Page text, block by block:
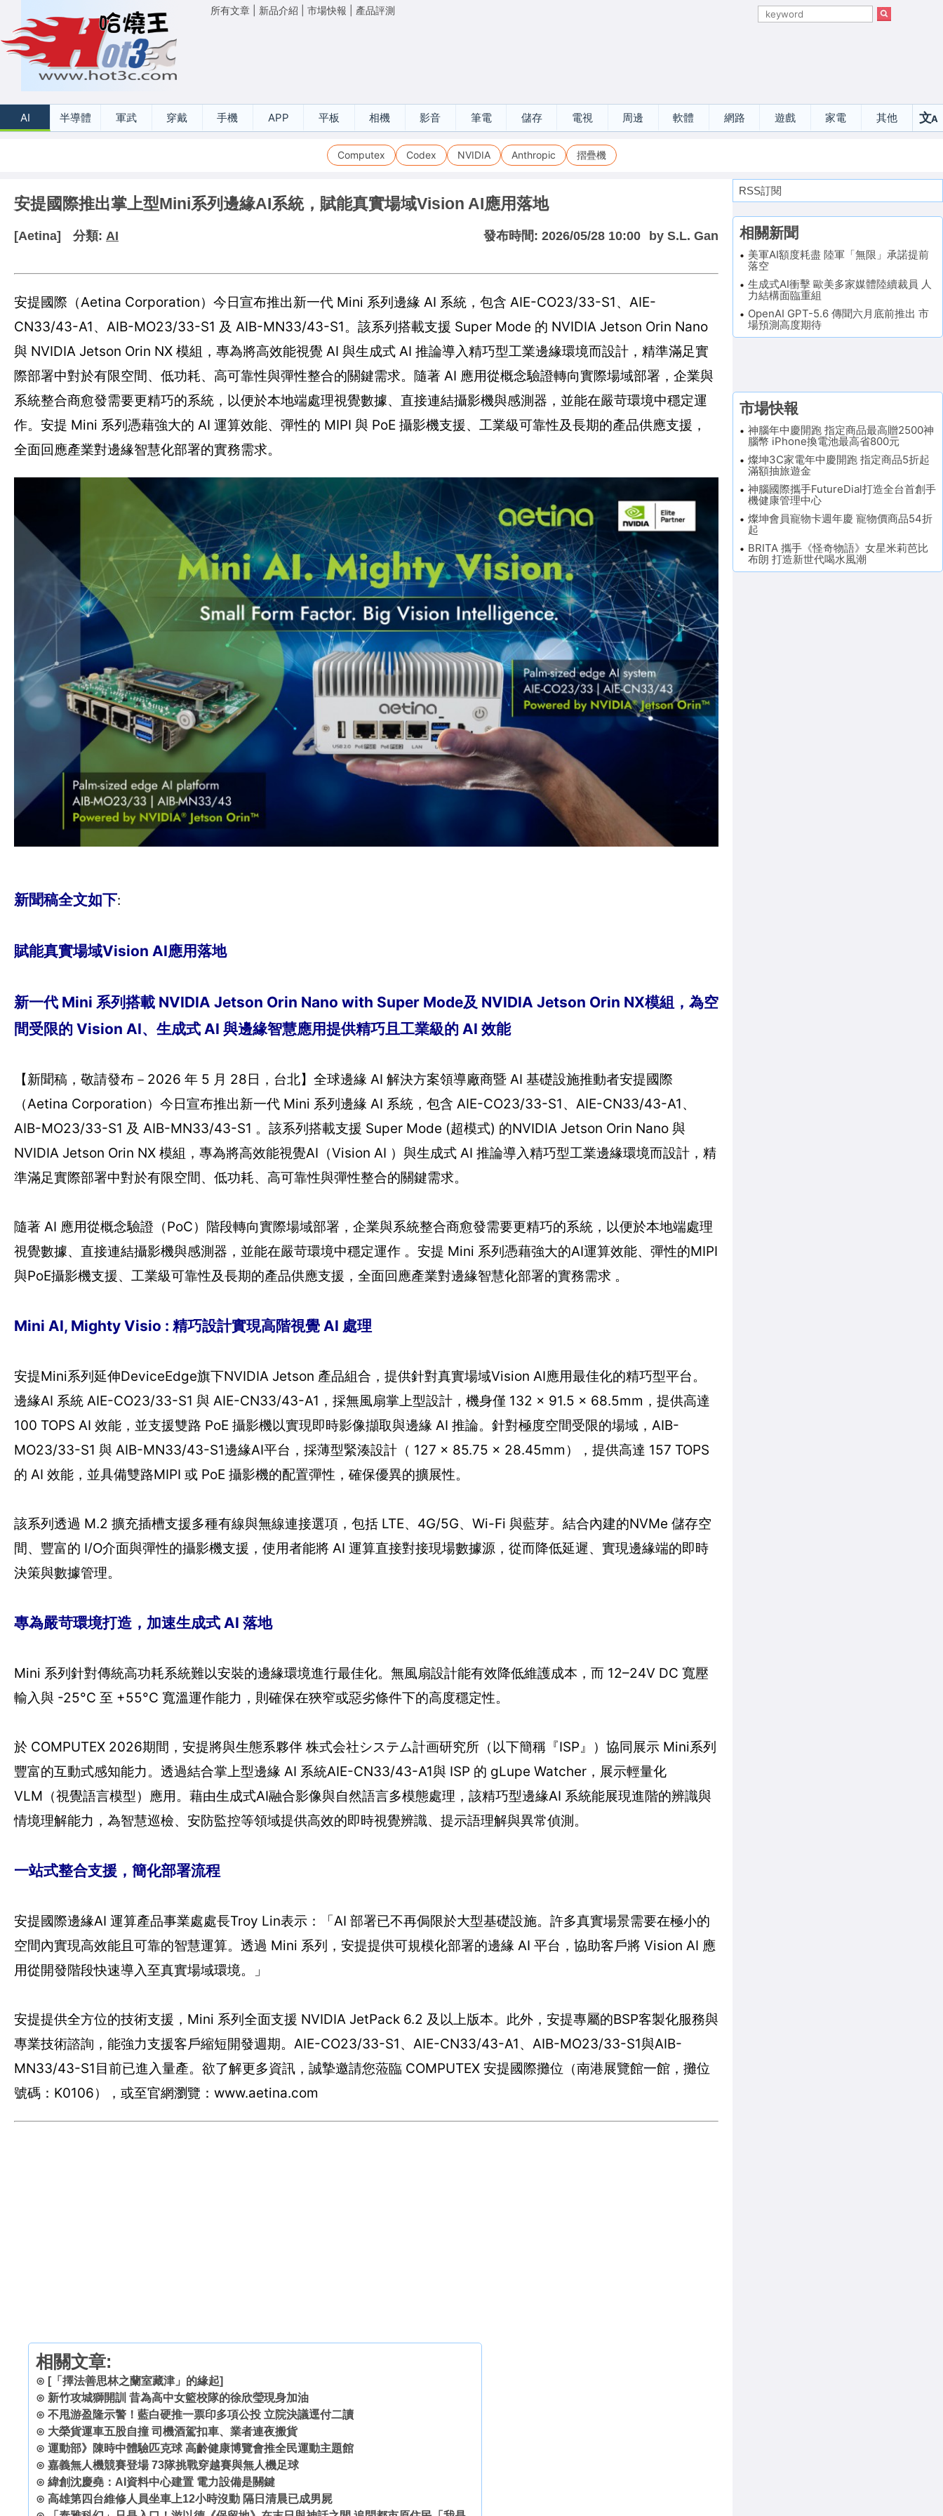
所有文章 新品介紹 市場快報 產品評測
AI 半導體 軍武 穿戴 手機 APP 平板 相機 影音 筆電 儲存 電視 周邊 軟體 網路 遊戲 家電 其他 文A
Computex Codex NVIDIA Anthropic 摺疊機
安提國際推出掌上型Mini系列邊緣AI系統，賦能真實場域Vision AI應用落地
[Aetina] 分類: AI 發布時間: 2026/05/28 10:00 by S.L. Gan
安提國際（Aetina Corporation）今日宣布推出新一代 Mini 系列邊緣 AI 系統，包含 AIE-CO23/33-S1、AIE-
CN33/43-A1、AIB-MO23/33-S1 及 AIB-MN33/43-S1。該系列搭載支援 Super Mode 的 NVIDIA Jetson Orin Nano
與 NVIDIA Jetson Orin NX 模組，專為將高效能視覺 AI 與生成式 AI 推論導入精巧型工業邊緣環境而設計，精準滿足實
際部署中對於有限空間、低功耗、高可靠性與彈性整合的關鍵需求。隨著 AI 應用從概念驗證轉向實際場域部署，企業與
系統整合商愈發需要更精巧的系統，以便於本地端處理視覺數據、直接連結攝影機與感測器，並能在嚴苛環境中穩定運
作。安提 Mini 系列憑藉強大的 AI 運算效能、彈性的 MIPI 與 PoE 攝影機支援、工業級可靠性及長期的產品供應支援，
全面回應產業對邊緣智慧化部署的實務需求。
新聞稿全文如下:
賦能真實場域Vision AI應用落地
新一代 Mini 系列搭載 NVIDIA Jetson Orin Nano with Super Mode及 NVIDIA Jetson Orin NX模組，為空
間受限的 Vision AI、生成式 AI 與邊緣智慧應用提供精巧且工業級的 AI 效能
【新聞稿，敬請發布－2026 年 5 月 28日，台北】全球邊緣 AI 解決方案領導廠商暨 AI 基礎設施推動者安提國際
（Aetina Corporation）今日宣布推出新一代 Mini 系列邊緣 AI 系統，包含 AIE-CO23/33-S1、AIE-CN33/43-A1、
AIB-MO23/33-S1 及 AIB-MN33/43-S1 。該系列搭載支援 Super Mode (超模式) 的NVIDIA Jetson Orin Nano 與
NVIDIA Jetson Orin NX 模組，專為將高效能視覺AI（Vision AI ）與生成式 AI 推論導入精巧型工業邊緣環境而設計，精
準滿足實際部署中對於有限空間、低功耗、高可靠性與彈性整合的關鍵需求。
隨著 AI 應用從概念驗證（PoC）階段轉向實際場域部署，企業與系統整合商愈發需要更精巧的系統，以便於本地端處理
視覺數據、直接連結攝影機與感測器，並能在嚴苛環境中穩定運作 。安提 Mini 系列憑藉強大的AI運算效能、彈性的MIPI
與PoE攝影機支援、工業級可靠性及長期的產品供應支援，全面回應產業對邊緣智慧化部署的實務需求 。
Mini AI, Mighty Visio : 精巧設計實現高階視覺 AI 處理
安提Mini系列延伸DeviceEdge旗下NVIDIA Jetson 產品組合，提供針對真實場域Vision AI應用最佳化的精巧型平台。
邊緣AI 系統 AIE-CO23/33-S1 與 AIE-CN33/43-A1，採無風扇掌上型設計，機身僅 132 × 91.5 × 68.5mm，提供高達
100 TOPS AI 效能，並支援雙路 PoE 攝影機以實現即時影像擷取與邊緣 AI 推論。針對極度空間受限的場域，AIB-
MO23/33-S1 與 AIB-MN33/43-S1邊緣AI平台，採薄型緊湊設計（ 127 × 85.75 × 28.45mm），提供高達 157 TOPS
的 AI 效能，並具備雙路MIPI 或 PoE 攝影機的配置彈性，確保優異的擴展性。
該系列透過 M.2 擴充插槽支援多種有線與無線連接選項，包括 LTE、4G/5G、Wi-Fi 與藍芽。結合內建的NVMe 儲存空
間、豐富的 I/O介面與彈性的攝影機支援，使用者能將 AI 運算直接對接現場數據源，從而降低延遲、實現邊緣端的即時
決策與數據管理。
專為嚴苛環境打造，加速生成式 AI 落地
Mini 系列針對傳統高功耗系統難以安裝的邊緣環境進行最佳化。無風扇設計能有效降低維護成本，而 12–24V DC 寬壓
輸入與 -25°C 至 +55°C 寬溫運作能力，則確保在狹窄或惡劣條件下的高度穩定性。
於 COMPUTEX 2026期間，安提將與生態系夥伴 株式会社システム計画研究所（以下簡稱『ISP』）協同展示 Mini系列
豐富的互動式感知能力。透過結合掌上型邊緣 AI 系統AIE-CN33/43-A1與 ISP 的 gLupe Watcher，展示輕量化
VLM（視覺語言模型）應用。藉由生成式AI融合影像與自然語言多模態處理，該精巧型邊緣AI 系統能展現進階的辨識與
情境理解能力，為智慧巡檢、安防監控等領域提供高效的即時視覺辨識、提示語理解與異常偵測。
一站式整合支援，簡化部署流程
安提國際邊緣AI 運算產品事業處處長Troy Lin表示：「AI 部署已不再侷限於大型基礎設施。許多真實場景需要在極小的
空間內實現高效能且可靠的智慧運算。透過 Mini 系列，安提提供可規模化部署的邊緣 AI 平台，協助客戶將 Vision AI 應
用從開發階段快速導入至真實場域環境。」
安提提供全方位的技術支援，Mini 系列全面支援 NVIDIA JetPack 6.2 及以上版本。此外，安提專屬的BSP客製化服務與
專業技術諮詢，能強力支援客戶縮短開發週期。AIE-CO23/33-S1、AIE-CN33/43-A1、AIB-MO23/33-S1與AIB-
MN33/43-S1目前已進入量產。欲了解更多資訊，誠摯邀請您蒞臨 COMPUTEX 安提國際攤位（南港展覽館一館，攤位
號碼：K0106），或至官網瀏覽：www.aetina.com
相關文章:
⊙ [「擇法善思林之蘭室藏津」的緣起]
⊙ 新竹攻城獅開訓 昔為高中女籃校隊的徐欣瑩現身加油
⊙ 不甩游盈隆示警！藍白硬推一票印多項公投 立院決議逕付二讀
⊙ 大榮貨運車五股自撞 司機酒駕扣車、業者連夜搬貨
⊙ 運動部》陳時中體驗匹克球 高齡健康博覽會推全民運動主題館
⊙ 嘉義無人機競賽登場 73隊挑戰穿越賽與無人機足球
⊙ 緯創沈慶堯：AI資料中心建置 電力設備是關鍵
⊙ 高雄第四台維修人員坐車上12小時沒動 隔日清晨已成男屍
RSS訂閱
相關新聞
美軍AI額度耗盡 陸軍「無限」承諾提前
落空
生成式AI衝擊 歐美多家媒體陸續裁員 人
力結構面臨重組
OpenAI GPT-5.6 傳聞六月底前推出 市
場預測高度期待
市場快報
神腦年中慶開跑 指定商品最高贈2500神
腦幣 iPhone換電池最高省800元
燦坤3C家電年中慶開跑 指定商品5折起
滿額抽旅遊金
神腦國際攜手FutureDial打造全台首創手
機健康管理中心
燦坤會員寵物卡週年慶 寵物價商品54折
起
BRITA 攜手《怪奇物語》女星米莉芭比
布朗 打造新世代喝水風潮